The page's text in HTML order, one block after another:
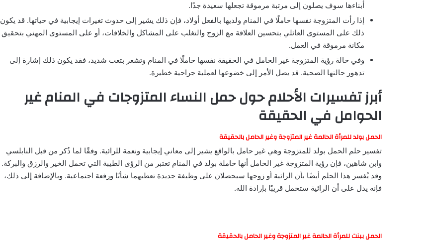
أبناءها سوف يصلون إلى مرتبة مرموقة تجعلها سعيدة جدًا.
إذا رأت المتزوجة نفسها حاملًا في المنام ولديها بالفعل أولاد، فإن ذلك يشير إلى حدوث تغيرات إيجابية في حياتها. قد يكون
ذلك على المستوى العائلي بتحسين العلاقة مع الزوج والتغلب على المشاكل والخلافات، أو على المستوى المهني بتحقيق
مكانة مرموقة في العمل.
وفي حالة رؤية المتزوجة غير الحامل في الحقيقة نفسها حاملًا في المنام وتشعر بتعب شديد، فقد يكون ذلك إشارة إلى
تدهور حالتها الصحية. قد يصل الأمر إلى خضوعها لعملية جراحية خطيرة.
أبرز تفسيرات الأحلام حول حمل النساء المتزوجات في المنام غير
الحوامل في الحقيقة
الحمل بولد للمرأة الحالمة غير المتزوجة وغير الحامل بالحقيقة
تفسير حلم الحمل بولد للمتزوجة وهي غير حامل بالواقع يشير إلى معاني إيجابية ونعمة للرائية. وفقًا لما ذُكر من قبل النابلسي
وابن شاهين، فإن رؤية المتزوجة غير الحامل أنها حاملة بولد في المنام تعتبر من الرؤى الطيبة التي تحمل الخير والرزق والبركة.
وقد يُفسر هذا الحلم أيضًا بأن الرائية أو زوجها سيحصلان على وظيفة جديدة تعطيهما شأنًا ورفعة اجتماعية. وبالإضافة إلى ذلك،
فإنه يدل على أن الرائية ستحمل قريبًا بإرادة الله.
الحمل ببنت للمرأة الحالمة غير المتزوجة وغير الحامل بالحقيقة